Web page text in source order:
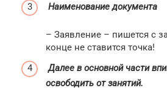
Наименование документа
– Заявление – пишется с
конце не ставится точка!
Далее в основной части
освободить от занятий.